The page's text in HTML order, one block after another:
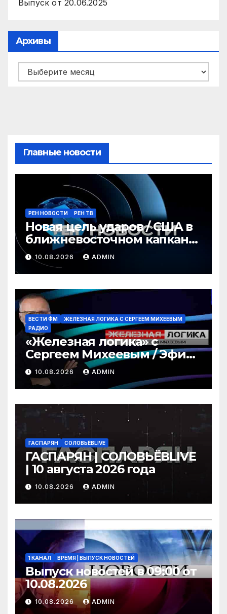
Выпуск от 20.06.2025
Архивы
Архивы
Главные новости
РЕН НОВОСТИ РЕН ТВ
Новая цель ударов / США в
ближневосточном капкане
/ Революция для геймеров
/ РЕН Новости 12:30 10.08
10.08.2026 ADMIN
ВЕСТИ ФМ
ЖЕЛЕЗНАЯ ЛОГИКА С СЕРГЕЕМ МИХЕЕВЫМ
РАДИО
«Железная логика» с
Сергеем Михеевым / Эфир
10.08.2026
10.08.2026 ADMIN
ГАСПАРЯН СОЛОВЬЁВLIVE
ГАСПАРЯН | СОЛОВЬЁВLIVE
| 10 августа 2026 года
10.08.2026 ADMIN
1 КАНАЛ ВРЕМЯ | ВЫПУСК НОВОСТЕЙ
Выпуск новостей в 09:00 от
10.08.2026
10.08.2026 ADMIN